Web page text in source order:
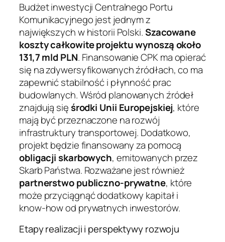
Budżet inwestycji Centralnego Portu
Komunikacyjnego jest jednym z
największych w historii Polski.Szacowane
koszty całkowite projektu wynoszą około
131,7 mld PLN. Finansowanie CPK ma opierać
się na zdywersyfikowanych źródłach, co ma
zapewnić stabilność i płynność prac
budowlanych. Wśród planowanych źródeł
znajdują sięśrodki Unii Europejskiej, które
mają być przeznaczone na rozwój
infrastruktury transportowej. Dodatkowo,
projekt będzie finansowany za pomocą
obligacji skarbowych, emitowanych przez
Skarb Państwa. Rozważane jest również
partnerstwo publiczno-prywatne, które
może przyciągnąć dodatkowy kapitał i
know-how od prywatnych inwestorów.
Etapy realizacji i perspektywy rozwoju